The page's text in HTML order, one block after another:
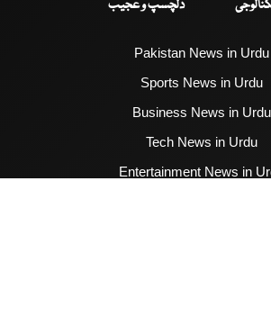
دلچسپ و عجیب
Pakistan News in Urdu
Sports News in Urdu
Business News in Urdu
Tech News in Urdu
Entertainment News in